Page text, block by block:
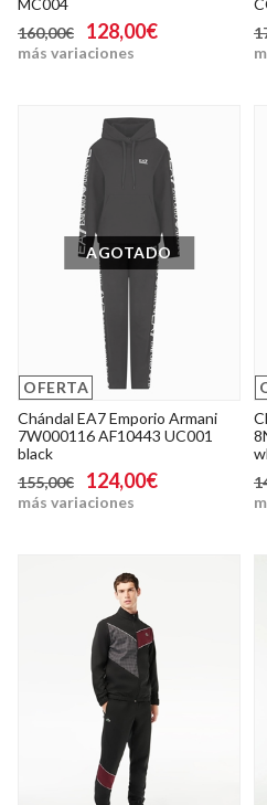
160,00€
128,00€
más variaciones
OFERTA
AGOTADO
Chándal EA7 Emporio Armani
7W000116 AF10443 UC001
black
155,00€
124,00€
más variaciones